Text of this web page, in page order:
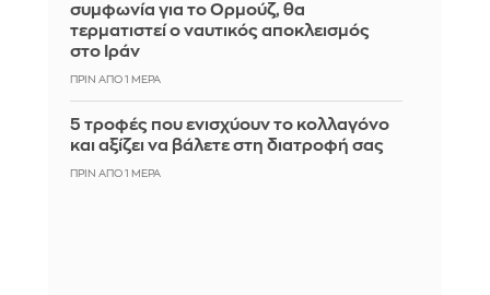
συμφωνία για το Ορμούζ, θα
τερματιστεί ο ναυτικός αποκλεισμός
στο Ιράν
ΠΡΙΝ ΑΠΌ 1 ΜΈΡΑ
5 τροφές που ενισχύουν το κολλαγόνο
και αξίζει να βάλετε στη διατροφή σας
ΠΡΙΝ ΑΠΌ 1 ΜΈΡΑ